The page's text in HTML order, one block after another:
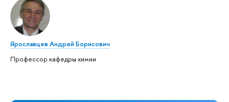
Ярославцев Андрей Борисович
Профессор кафедры химии